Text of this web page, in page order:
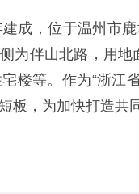
成，位于温州市
为伴山北路，用
楼等。作为“浙江
板，为加快打造共